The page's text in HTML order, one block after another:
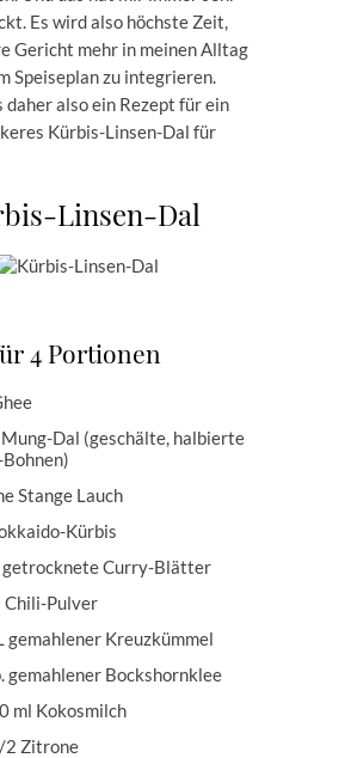
Es wird also höchste Zeit,
Gericht mehr in meinen Alltag
Speiseplan zu integrieren.
daher also ein Rezept für ein
Kürbis-Linsen-Dal für
Linsen-Dal
4 Portionen
Dal (geschälte, halbierte
Stange Lauch
Kürbis
getrocknete Curry-Blätter
Chili-Pulver
gemahlener Kreuzkümmel
gemahlener Bockshornklee
ml Kokosmilch
2 Zitrone